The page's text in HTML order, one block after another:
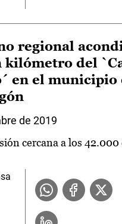
regional
kilómetro del
en el municipio
de 2019
cercana a los 42.000